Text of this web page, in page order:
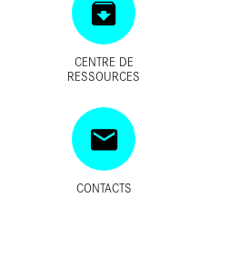
CENTRE DE
RESSOURCES
CONTACTS